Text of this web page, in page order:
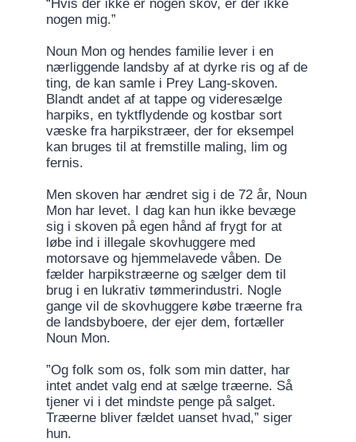
“Hvis der ikke er nogen skov, er der ikke
nogen mig.”
Noun Mon og hendes familie lever i en
nærliggende landsby af at dyrke ris og af de
ting, de kan samle i Prey Lang-skoven.
Blandt andet af at tappe og videresælge
harpiks, en tyktflydende og kostbar sort
væske fra harpikstræer, der for eksempel
kan bruges til at fremstille maling, lim og
fernis.
Men skoven har ændret sig i de 72 år, Noun
Mon har levet. I dag kan hun ikke bevæge
sig i skoven på egen hånd af frygt for at
løbe ind i illegale skovhuggere med
motorsave og hjemmelavede våben. De
fælder harpikstræerne og sælger dem til
brug i en lukrativ tømmerindustri. Nogle
gange vil de skovhuggere købe træerne fra
de landsbyboere, der ejer dem, fortæller
Noun Mon.
”Og folk som os, folk som min datter, har
intet andet valg end at sælge træerne. Så
tjener vi i det mindste penge på salget.
Træerne bliver fældet uanset hvad,” siger
hun.